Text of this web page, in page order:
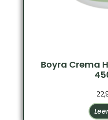
Boyra Crema